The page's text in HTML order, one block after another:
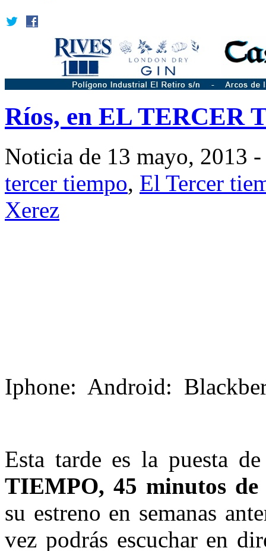
Ríos, en EL TERCER
Noticia de 13 mayo, 2013
tercer tiempo, El Tercer
Xerez
Iphone: Android:
Esta tarde es la puesta
TIEMPO, 45 minutos
su estreno en semanas
vez podrás escuchar en